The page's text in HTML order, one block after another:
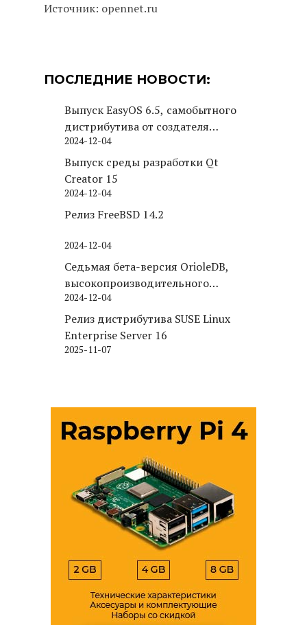
Источник: opennet.ru
ПОСЛЕДНИЕ НОВОСТИ:
Выпуск EasyOS 6.5, самобытного
дистрибутива от создателя
Puppy Linux
2024-12-04
Выпуск среды разработки Qt
Creator 15
2024-12-04
Релиз FreeBSD 14.2
2024-12-04
Седьмая бета-версия OrioleDB,
высокопроизводительного
движка хранения для PostgreSQL
2024-12-04
Релиз дистрибутива SUSE Linux
Enterprise Server 16
2025-11-07